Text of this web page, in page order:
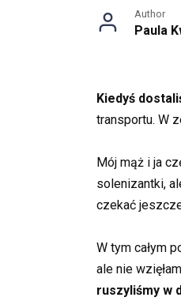
Author
Paula
Kiedyś
transportu. W
Mój mąż i ja
solenizantki,
czekać
W tym całym
ale nie
ruszyliśmy w